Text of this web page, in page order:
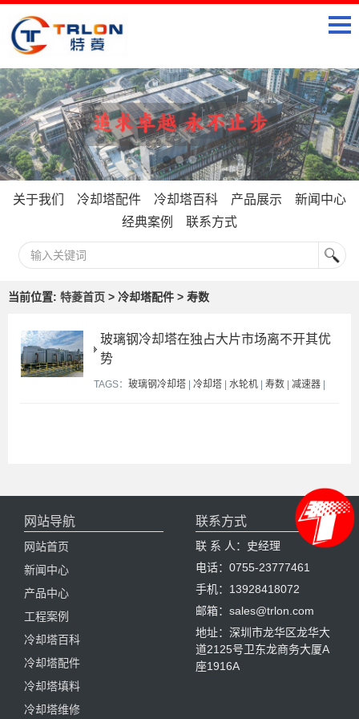
关于我们 冷却塔配件 冷却塔百科 产品展示
新闻中心
经典案例
联系方式
当前位置: 特菱首页 > 冷却塔配件 > 寿数
玻璃钢冷却塔在独占大片市场离不开其优
势
TAGS： 玻璃钢冷却塔 | 冷却塔 | 水轮机 | 寿数 | 减速器 |
网站导航
网站首页
新闻中心
产品中心
工程案例
冷却塔百科
冷却塔配件
冷却塔填料
冷却塔维修
联系方式
联 系 人：史经理
电话：0755-23777461
手机：13928418072
邮箱：sales@trlon.com
地址：深圳市龙华区龙华大
道2125号卫东龙商务大厦A
座1916A